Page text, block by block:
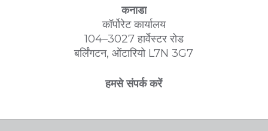
कनाडा
कॉर्पोरेट कार्यालय
104–3027 हार्वेस्टर रोड
बर्लिंगटन, ओंटारियो L7N 3G7
हमसे संपर्क करें